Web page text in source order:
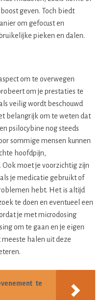
geven. Toch biedt
om gefocust en
pieken en dalen.
om te overwegen
om je prestaties te
veilig wordt beschouwd
belangrijk om te weten dat
psilocybine nog steeds
sommige mensen kunnen
hoofdpijn,
moet je voorzichtig zijn
je medicatie gebruikt of
hebt. Het is altijd
te doen en eventueel een
je met microdosing
om te gaan en je eigen
halen uit deze
te